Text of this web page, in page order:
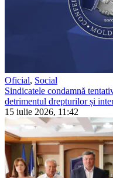
Oficial, Social
Sindicatele condamnă
detrimentul drepturilor și
15 iulie 2026, 11:42